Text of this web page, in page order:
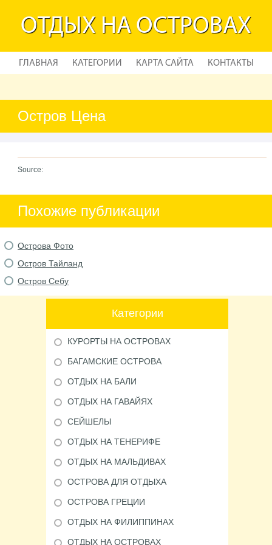
ОТДЫХ НА ОСТРОВАХ
ГЛАВНАЯ КАТЕГОРИИ КАРТА САЙТА КОНТАКТЫ
Остров Цена
Source:
Похожие публикации
Острова Фото
Остров Тайланд
Остров Себу
Категории
КУРОРТЫ НА ОСТРОВАХ
БАГАМСКИЕ ОСТРОВА
ОТДЫХ НА БАЛИ
ОТДЫХ НА ГАВАЙЯХ
СЕЙШЕЛЫ
ОТДЫХ НА ТЕНЕРИФЕ
ОТДЫХ НА МАЛЬДИВАХ
ОСТРОВА ДЛЯ ОТДЫХА
ОСТРОВА ГРЕЦИИ
ОТДЫХ НА ФИЛИППИНАХ
ОТДЫХ НА ОСТРОВАХ